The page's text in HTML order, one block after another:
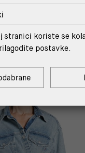
MOŽDA
stranici koriste se
postavke.